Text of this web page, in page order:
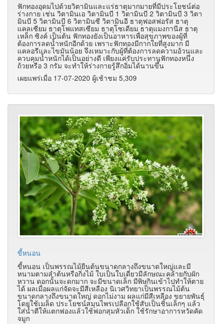
ฟักทองอุดมไปด้วยวิตามินและแร่ธาตุมากมายที่มีประโยชน์ต่อ
ร่างกาย เช่น วิตามินเอ วิตามินบี 1 วิตามินบี 2 วิตามินบี 3 วิตา
มินบี 5 วิตามินบี 6 วิตามินซี วิตามินอี ธาตุฟอสฟอรัส ธาตุ
แคลเซียม ธาตุโพแทสเซียม ธาตุโซเดียม ธาตุแมงกานีส ธาตุ
เหล็ก ซิงค์ เป็นต้น ฟักทองยังเป็นอาหารเพื่อสุขภาพของผู้ที่
ต้องการลดน้ำหนักอีกด้วย เพราะฟักทองมีกากใยที่สูงมาก มี
แคลอรีและไขมันน้อย จึงเหมาะกับผู้ที่ต้องการลดความอ้วนและ
ควบคุมน้ำหนักได้เป็นอย่างดี เพียงแค่รับประทานฟักทองหนึ่ง
ถ้วยหรือ 3 กรัม จะทำให้ร่างกายรู้สึกอิ่มได้นานขึ้น
เผยแพร่เมื่อ 17-07-2020 ผู้เช้าชม 5,309
ขี้หนอน
ขี้หนอน เป็นพรรณไม้ยืนต้นขนาดกลางถึงขนาดใหญ่และมี
หนามตามลำต้นหรือกิ่งไม้ ใบเป็นใบเดี่ยวมีลักษณะคล้ายกับผัก
หวาน ดอกนั้นจะดกมาก จะมีขนาดเล็ก มีพิษกินเข้าไปทำให้ตาย
ได้ ผลเมื่อผลแก่จัดจะมีสีเหลือง นิเวศวิทยาเป็นพรรณไม้ต้น
ขนาดกลางถึงขนาดใหญ่ ดอกไม่งาม ผลแก่มีสีเหลือง ขยายพันธุ์
โดยใช้เมล็ด ประโยชน์สมุนไพรเปลือกใช้สับเป็นชิ้นเล็กๆ แล้ว
ใส่น้ำตีให้แตกฟองแล้วใช้ฟอกสุมหัวเด็ก ใช้รักษาอาการหวัดคัด
จมูก